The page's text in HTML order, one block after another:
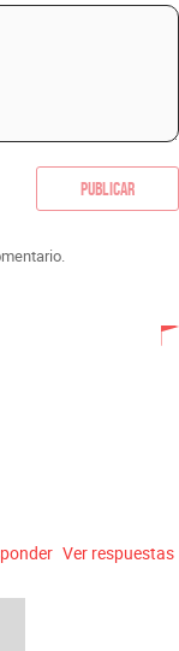
Publicar
Ver respuestas